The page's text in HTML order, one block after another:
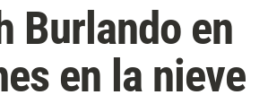
Burlando en
en la nieve